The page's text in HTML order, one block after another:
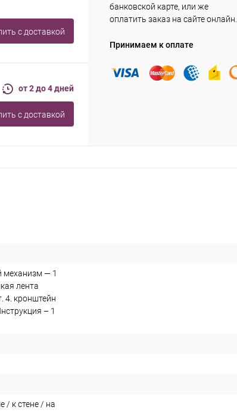
c доставкой
от 2 до 4 дней
c доставкой
банковской карте, или же
оплатить заказ на сайте онлайн.
Принимаем к оплате
механизм — 1
лента
4. кронштейн
– 1
/ к стене / на